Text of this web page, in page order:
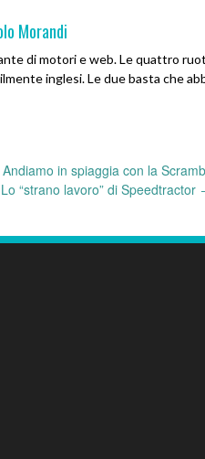
Morandi
di motori e web. Le quattro
inglesi. Le due basta che
Andiamo in spiaggia con la
Lo “strano lavoro” di Speedtractor